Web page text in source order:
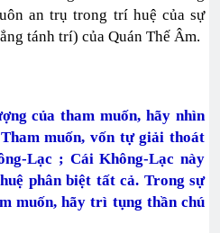
an trụ trong trí huệ của sự
tánh trí) của Quán Thế Âm.
của tham muốn, hãy nhìn
muốn, vốn tự giải thoát
Lạc ; Cái Không-Lạc này
phân biệt tất cả. Trong sự
muốn, hãy trì tụng thần chú